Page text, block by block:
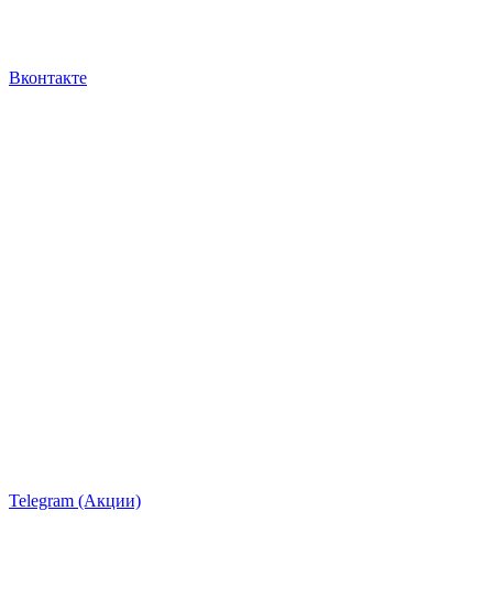
Вконтакте
Telegram (Акции)